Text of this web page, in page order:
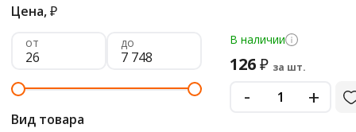
Цена,₽
от до
Вид товара
В наличии
126₽ за шт.
- +